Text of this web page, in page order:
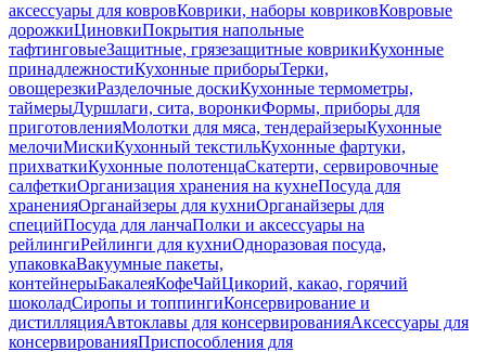
аксессуары для ковровКоврики, наборы ковриковКовровые
дорожкиЦиновкиПокрытия напольные
тафтинговыеЗащитные, грязезащитные коврикиКухонные
принадлежностиКухонные приборыТерки,
овощерезкиРазделочные доскиКухонные термометры,
таймерыДуршлаги, сита, воронкиФормы, приборы для
приготовленияМолотки для мяса, тендерайзерыКухонные
мелочиМискиКухонный текстильКухонные фартуки,
прихваткиКухонные полотенцаСкатерти, сервировочные
салфеткиОрганизация хранения на кухнеПосуда для
храненияОрганайзеры для кухниОрганайзеры для
специйПосуда для ланчаПолки и аксессуары на
рейлингиРейлинги для кухниОдноразовая посуда,
упаковкаВакуумные пакеты,
контейнерыБакалеяКофеЧайЦикорий, какао, горячий
шоколадСиропы и топпингиКонсервирование и
дистилляцияАвтоклавы для консервированияАксессуары для
консервированияПриспособления для